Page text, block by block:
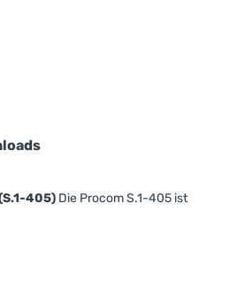
405) Die Procom S.1-405 ist